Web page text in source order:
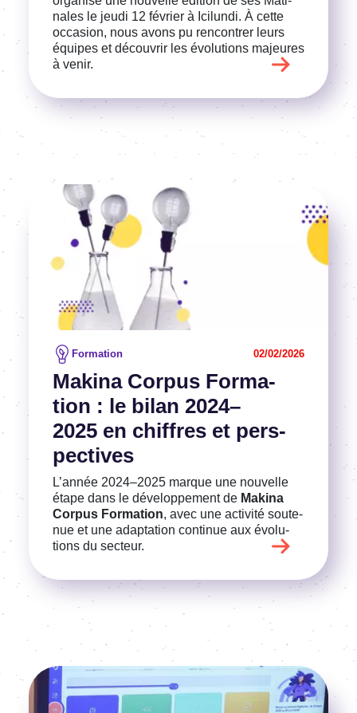
nales le jeudi 12 février à Icilundi. À cette
occa­sion, nous avons pu rencon­trer leurs
équipes et décou­vrir les évolu­tions majeures
à venir.
Makina Corpus Forma­
tion : le bilan 2024–
2025 en chiffres et pers­
pec­tives
Formation 02/02/2026
L’an­née 2024–2025 marque une nouvelle
étape dans le déve­lop­pe­ment de Makina
Corpus Forma­tion, avec une acti­vité soute­
nue et une adap­ta­tion conti­nue aux évolu­
tions du secteur.
Voir l'article
Image
Voir l'article
Image